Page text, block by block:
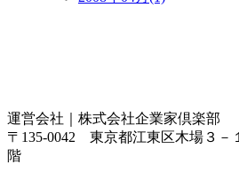
運営会社｜ 株式会社企業家倶楽部
〒135-0042 東京都江東区木場３－
階